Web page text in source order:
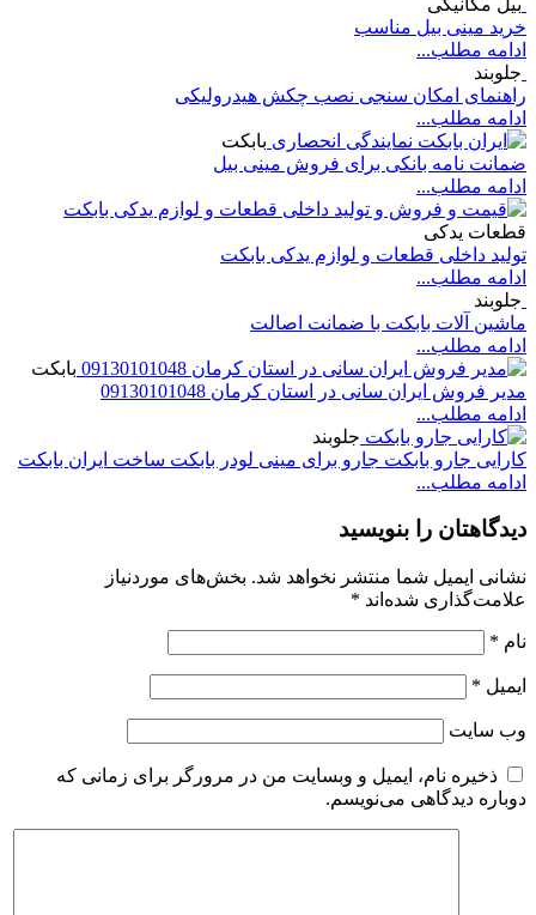
بیل مکانیکی
خرید مینی بیل مناسب
ادامه مطلب...
جلوبند
راهنمای امکان سنجی نصب چکش هیدرولیکی
ادامه مطلب...
بابکت
ضمانت نامه بانکی برای فروش مینی بیل
ادامه مطلب...
قطعات یدکی
تولید داخلی قطعات و لوازم یدکی بابکت
ادامه مطلب...
جلوبند
ماشین آلات بابکت با ضمانت اصالت
ادامه مطلب...
بابکت
مدیر فروش ایران سانی در استان کرمان 09130101048
ادامه مطلب...
جلوبند
کارایی جارو بابکت جارو برای مینی لودر بابکت ساخت ایران بابکت
ادامه مطلب...
دیدگاهتان را بنویسید
نشانی ایمیل شما منتشر نخواهد شد. بخش‌های موردنیاز
علامت‌گذاری شده‌اند *
نام *
ایمیل *
وب‌ سایت
ذخیره نام، ایمیل و وبسایت من در مرورگر برای زمانی که
دوباره دیدگاهی می‌نویسم.